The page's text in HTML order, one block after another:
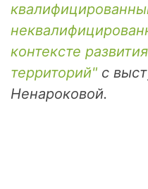
контексте
территорий" с
Ненароковой.
у
л
я
р
н
ы